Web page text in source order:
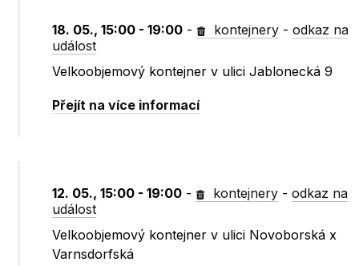
18. 05., 15:00 - 19:00 - kontejnery -odkaz na
událost
Velkoobjemový kontejner v ulici Jablonecká 9
Přejít na více informací
12. 05., 15:00 - 19:00 - kontejnery -odkaz na
událost
Velkoobjemový kontejner v ulici Novoborská x
Varnsdorfská